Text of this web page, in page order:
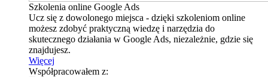
Szkolenia online Google Ads
Ucz się z dowolonego miejsca - dzięki szkoleniom online
możesz zdobyć praktyczną wiedzę i narzędzia do
skutecznego działania w Google Ads, niezależnie, gdzie się
znajdujesz.
Więcej
Współpracowałem z: